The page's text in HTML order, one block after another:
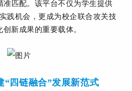
准匹配。该平台不仅为学生提供
践机会，更成为校企联合攻关技
新成果的重要载体。
“四链融合”发展新范式